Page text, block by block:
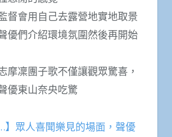
督會用自己去露營地實地取景
優們介紹環境氛圍然後再開始
摩凜團子歌不僅讓觀眾驚喜，
優東山奈央吃驚
…】眾人喜聞樂見的場面，聲優